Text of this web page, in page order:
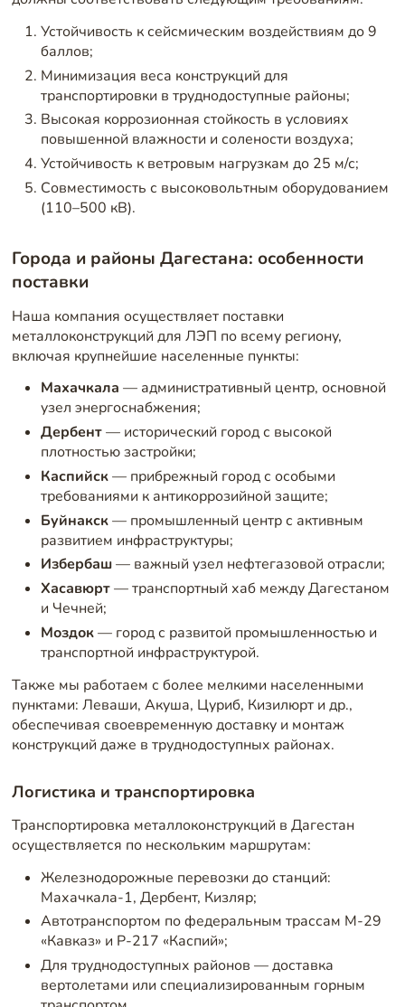
Устойчивость к сейсмическим воздействиям до 9
баллов;
Минимизация веса конструкций для
транспортировки в труднодоступные районы;
Высокая коррозионная стойкость в условиях
повышенной влажности и солености воздуха;
Устойчивость к ветровым нагрузкам до 25 м/с;
Совместимость с высоковольтным оборудованием
(110–500 кВ).
Города и районы Дагестана: особенности
поставки
Наша компания осуществляет поставки
металлоконструкций для ЛЭП по всему региону,
включая крупнейшие населенные пункты:
Махачкала — административный центр, основной
узел энергоснабжения;
Дербент— исторический город с высокой
плотностью застройки;
Каспийск— прибрежный город с особыми
требованиями к антикоррозийной защите;
Буйнакск— промышленный центр с активным
развитием инфраструктуры;
Избербаш— важный узел нефтегазовой отрасли;
Хасавюрт— транспортный хаб между Дагестаном
и Чечней;
Моздок— город с развитой промышленностью и
транспортной инфраструктурой.
Также мы работаем с более мелкими населенными
пунктами: Леваши, Акуша, Цуриб, Кизилюрт и др.,
обеспечивая своевременную доставку и монтаж
конструкций даже в труднодоступных районах.
Логистика и транспортировка
Транспортировка металлоконструкций в Дагестан
осуществляется по нескольким маршрутам:
Железнодорожные перевозки до станций:
Махачкала-1, Дербент, Кизляр;
Автотранспортом по федеральным трассам М-29
«Кавказ» и Р-217 «Каспий»;
Для труднодоступных районов — доставка
вертолетами или специализированным горным